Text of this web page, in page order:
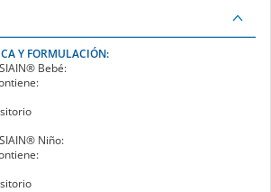
Y FORMULACIÓN:
® Bebé:
® Niño: